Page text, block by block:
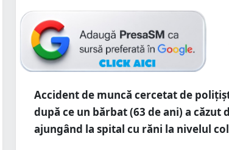
Accident de muncă cercetat de
după ce un bărbat (63 de ani) a căzut
ajungând la spital cu răni la nivelul